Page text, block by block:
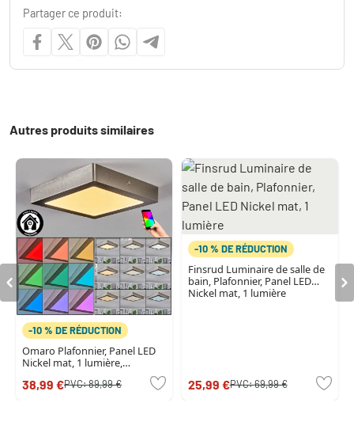
Partager ce produit:
Autres produits similaires
-10 % DE RÉDUCTION
Omaro Plafonnier, Panel LED
Nickel mat, 1 lumière,
38,99 €PVC:89,99 €
-10 % DE RÉDUCTION
Finsrud Luminaire de salle de
bain, Plafonnier, Panel LED
Nickel mat, 1 lumière
25,99 €PVC:69,99 €